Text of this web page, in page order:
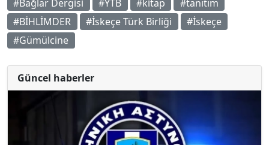
#Bağlar Dergisi #YTB #kitap
#tanıtım
#BİHLİMDER
#İskeçe Türk Birliği
#İskeçe
#Gümülcine
Güncel haberler